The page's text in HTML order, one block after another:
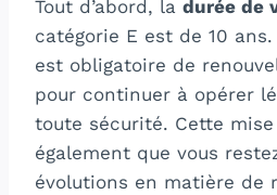
Tout d’abord, la durée de
catégorie E est de 10
est obligatoire de
pour continuer à opérer
toute sécurité. Cette
également que vous
évolutions en matière de